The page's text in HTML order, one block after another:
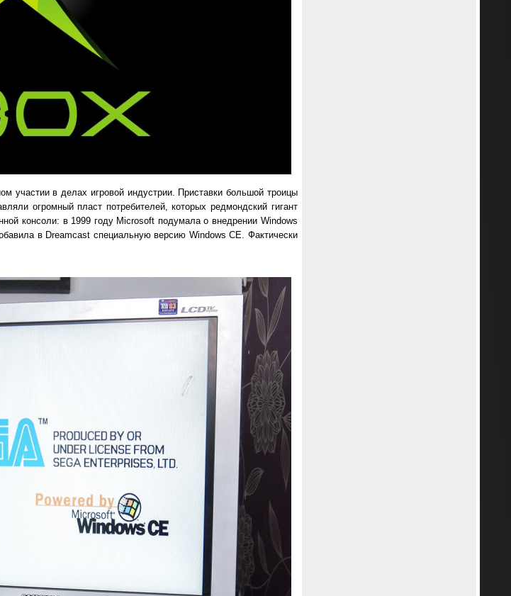
участии в делах игровой индустрии. Приставки большой троицы
огромный пласт потребителей, которых редмондский гигант
консоли: в 1999 году Microsoft подумала о внедрении Windows
в Dreamcast специальную версию Windows CE. Фактически